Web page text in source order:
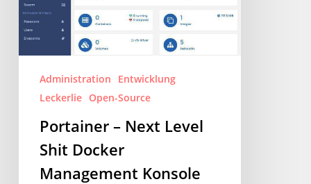
Docker
Management
Konsole
Administration
Entwicklung
Leckerlie Open-Source
Portainer – Next Level
Shit Docker
Management Konsole